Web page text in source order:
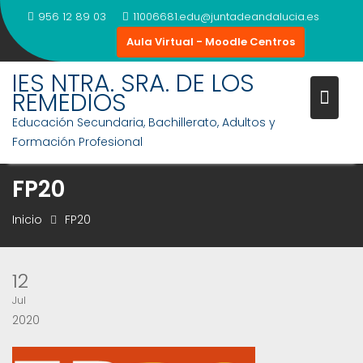
Saltar
al
contenido
956 12 89 03
11006681.edu@juntadeandalucia.es
Aula Virtual - Moodle Centros
IES NTRA. SRA. DE LOS
REMEDIOS
Educación Secundaria, Bachillerato, Adultos y
Formación Profesional
FP20
Inicio FP20
12
Jul
2020